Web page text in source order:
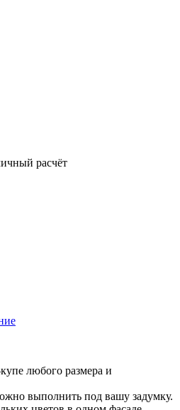
расчёт
любого размера и
выполнить под вашу задумку.